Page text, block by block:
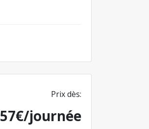
Prix dès:
57€/journée